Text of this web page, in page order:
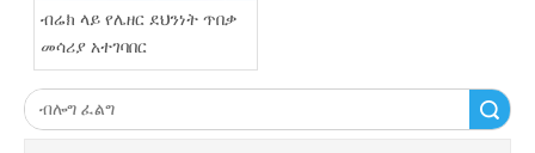
ብሬክ ላይ የሌዘር ደህንነት ጥበቃ
መሳሪያ አተገባበር